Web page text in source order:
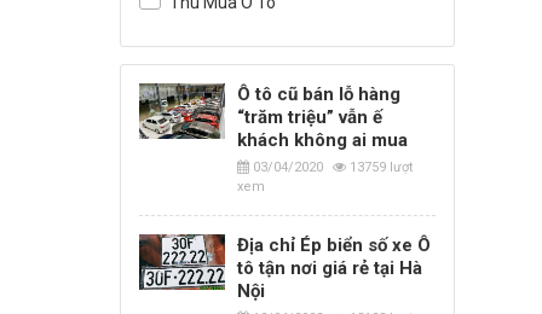
Ô tô cũ bán lỗ hàng
“trăm triệu” vẫn ế
khách không ai mua
03/04/2020
13759 lượt
xem
Địa chỉ Ép biển số xe Ô
tô tận nơi giá rẻ tại Hà
Nội